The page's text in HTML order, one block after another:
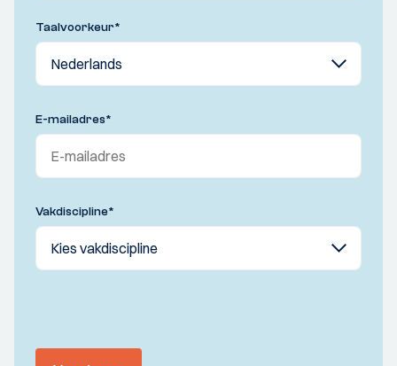
Taalvoorkeur*
E-mailadres*
Vakdiscipline*